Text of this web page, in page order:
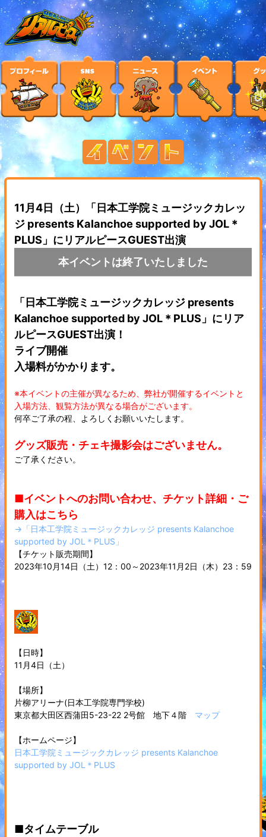
11月4日（土）「日本工学院ミュージックカレッ
ジ presents Kalanchoe supported by JOL＊
PLUS」にリアルピースGUEST出演
本イベントは終了いたしました
「日本工学院ミュージックカレッジ presents
Kalanchoe supported by JOL＊PLUS」にリア
ルピースGUEST出演！
ライブ開催
入場料がかかります。
※本イベントの主催が異なるため、弊社が開催するイベントと
入場方法、観覧方法が異なる場合がございます。
何卒ご了承の程、よろしくお願いいたします。
グッズ販売・チェキ撮影会はございません。
ご了承ください。
■イベントへのお問い合わせ、チケット詳細・ご
購入はこちら
→「日本工学院ミュージックカレッジ presents Kalanchoe
supported by JOL＊PLUS」
【チケット販売期間】
2023年10月14日（土）12：00～2023年11月2日（木）23：59
【日時】
11月4日（土）
【場所】
片柳アリーナ(日本工学院専門学校)
東京都大田区西蒲田5-23-22 2号館 地下４階 マップ
【ホームページ】
日本工学院ミュージックカレッジ presents Kalanchoe
supported by JOL＊PLUS
■タイムテーブル